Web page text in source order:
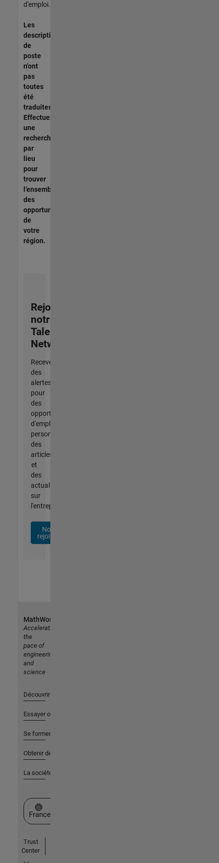
d'emploi.
Les
descriptions
de
poste
n’ont
pas
toutes
été
traduites.
Effectuez
une
recherche
par
lieu
pour
trouver
l’ensemble
des
opportunités
de
votre
région.
Rejoignez
notre
Talent
Network
Recevez
des
alertes
pour
des
opportunités
d'emploi
personnalisées,
des
articles
et
des
actualités
sur
l'entreprise.
Nous
rejoindre
MathWorks
Accelerating
the
pace of
engineering
and
science
Découvrir les produits
Essayer ou acheter
Se former
Obtenir de l'aide
La société
Sélectionner un site web
France
Trust
Center